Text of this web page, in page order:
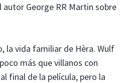
George RR Martin sobre
la vida familiar de Hèra. Wulf
más que villanos con
final de la película, pero la